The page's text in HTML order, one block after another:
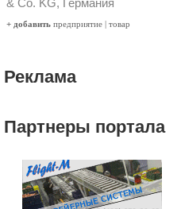
& Co. KG, Германия
+ добавить предприятие | товар
Реклама
Партнеры портала